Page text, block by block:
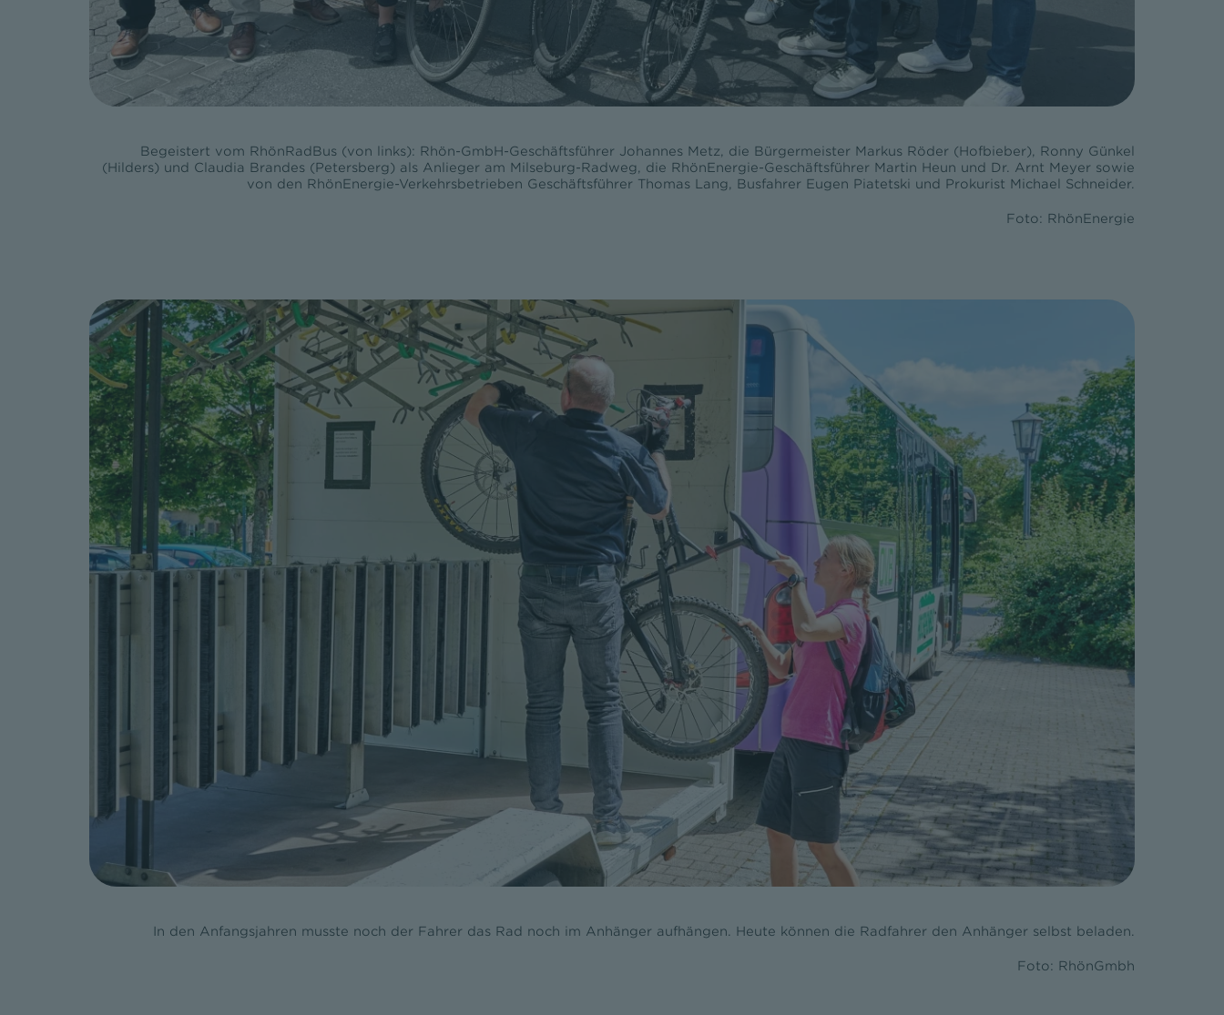
Begeistert vom RhönRadBus (von links): Rhön-GmbH-Geschäftsführer Johannes Metz, die Bürgermeister Markus Röder (Hofbieber), Ronny Günkel
(Hilders) und Claudia Brandes (Petersberg) als Anlieger am Milseburg-Radweg, die RhönEnergie-Geschäftsführer Martin Heun und Dr. Arnt Meyer sowie
von den RhönEnergie-Verkehrsbetrieben Geschäftsführer Thomas Lang, Busfahrer Eugen Piatetski und Prokurist Michael Schneider.
Foto: RhönEnergie
In den Anfangsjahren musste noch der Fahrer das Rad noch im Anhänger aufhängen. Heute können die Radfahrer den Anhänger selbst beladen.
Foto: RhönGmbh